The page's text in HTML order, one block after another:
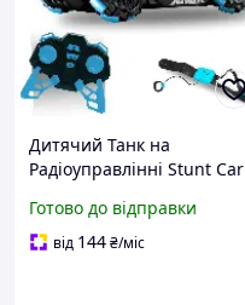
Дитячий Танк на
Радіоуправлінні Stunt Car
Управління Жестами та
Пультом + Світло Музика
Готово до відправки
від 144₴/міс